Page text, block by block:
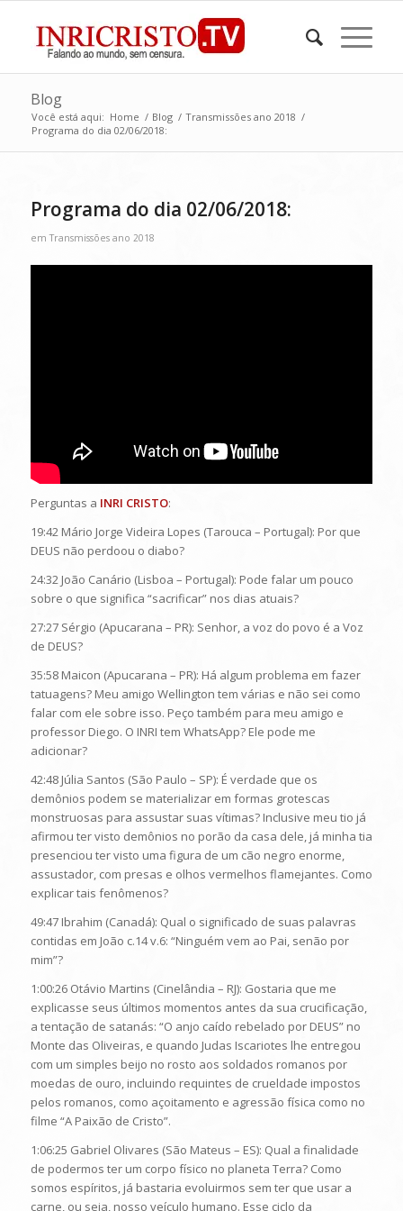
Blog
Você está aqui: Home / Blog / Transmissões ano 2018 /
Programa do dia 02/06/2018:
Programa do dia 02/06/2018:
emTransmissões ano 2018
Perguntas a INRI CRISTO:
19:42 Mário Jorge Videira Lopes (Tarouca – Portugal): Por que
DEUS não perdoou o diabo?
24:32 João Canário (Lisboa – Portugal): Pode falar um pouco
sobre o que significa “sacrificar” nos dias atuais?
27:27 Sérgio (Apucarana – PR): Senhor, a voz do povo é a Voz
de DEUS?
35:58 Maicon (Apucarana – PR): Há algum problema em fazer
tatuagens? Meu amigo Wellington tem várias e não sei como
falar com ele sobre isso. Peço também para meu amigo e
professor Diego. O INRI tem WhatsApp? Ele pode me
adicionar?
42:48 Júlia Santos (São Paulo – SP): É verdade que os
demônios podem se materializar em formas grotescas
monstruosas para assustar suas vítimas? Inclusive meu tio já
afirmou ter visto demônios no porão da casa dele, já minha tia
presenciou ter visto uma figura de um cão negro enorme,
assustador, com presas e olhos vermelhos flamejantes. Como
explicar tais fenômenos?
49:47 Ibrahim (Canadá): Qual o significado de suas palavras
contidas em João c.14 v.6: “Ninguém vem ao Pai, senão por
mim”?
1:00:26 Otávio Martins (Cinelândia – RJ): Gostaria que me
explicasse seus últimos momentos antes da sua crucificação,
a tentação de satanás: “O anjo caído rebelado por DEUS” no
Monte das Oliveiras, e quando Judas Iscariotes lhe entregou
com um simples beijo no rosto aos soldados romanos por
moedas de ouro, incluindo requintes de crueldade impostos
pelos romanos, como açoitamento e agressão física como no
filme “A Paixão de Cristo”.
1:06:25 Gabriel Olivares (São Mateus – ES): Qual a finalidade
de podermos ter um corpo físico no planeta Terra? Como
somos espíritos, já bastaria evoluirmos sem ter que usar a
carne, ou seja, nosso veículo humano. Esse ciclo da